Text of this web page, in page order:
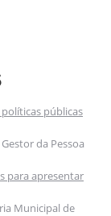
públicas
da Pessoa
para apresentar
Municipal de